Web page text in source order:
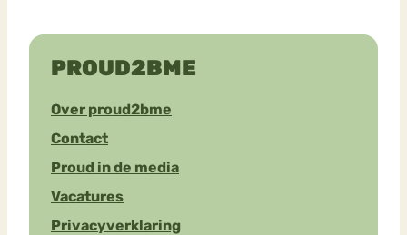
PROUD2BME
Over proud2bme
Contact
Proud in de media
Vacatures
Privacyverklaring